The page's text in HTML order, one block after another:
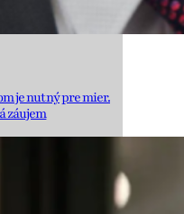
je nutný pre mier.
záujem